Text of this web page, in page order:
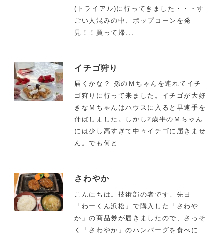
(トライアル)に行ってきました・・・す
ごい人混みの中、ポップコーンを発
見！！買って帰...
イチゴ狩り
届くかな？ 孫のＭちゃんを連れてイチ
ゴ狩りに行って来ました。イチゴが大好
きなＭちゃんはハウスに入ると早速手を
伸ばしました。しかし2歳半のＭちゃん
には少し高すぎて中々イチゴに届きませ
ん。でも何と...
さわやか
こんにちは。技術部の者です。先日
「わーくん浜松」で購入した「さわや
か」の商品券が届きましたので、さっそ
く「さわやか」のハンバーグを食べに